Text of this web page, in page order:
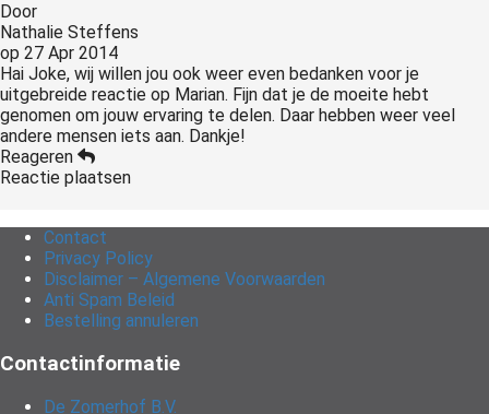
Door
Nathalie Steffens
op 27 Apr 2014
Hai Joke, wij willen jou ook weer even bedanken voor je
uitgebreide reactie op Marian. Fijn dat je de moeite hebt
genomen om jouw ervaring te delen. Daar hebben weer veel
andere mensen iets aan. Dankje!
Reageren
Reactie plaatsen
Contact
Privacy Policy
Disclaimer – Algemene Voorwaarden
Anti Spam Beleid
Bestelling annuleren
Contactinformatie
De Zomerhof B.V.